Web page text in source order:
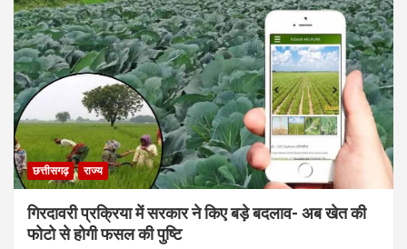
छत्तीसगढ़ राज्य
गिरदावरी प्रक्रिया में सरकार ने किए बड़े बदलाव- अब खेत की
फोटो से होगी फसल की पुष्टि